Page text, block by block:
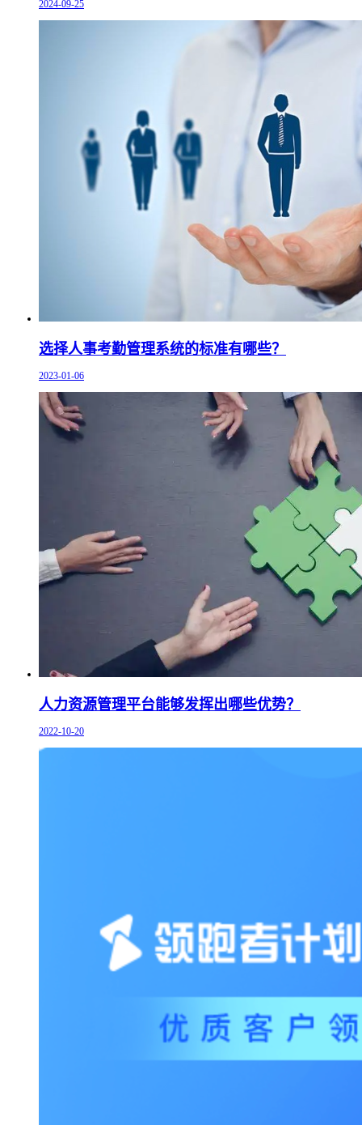
2024-09-25
选择人事考勤管理系统的标准有哪些？
2023-01-06
人力资源管理平台能够发挥出哪些优势？
2022-10-20